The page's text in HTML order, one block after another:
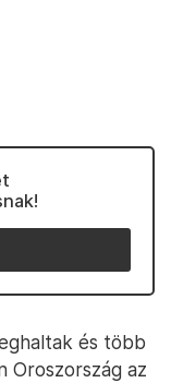
és több
Oroszország az